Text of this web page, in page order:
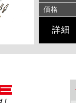
価格
詳細